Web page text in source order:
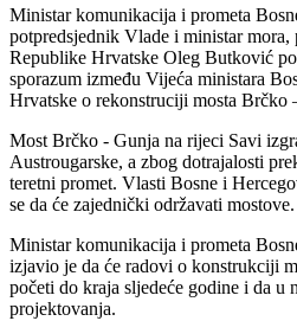
Ministar komunikacija i prometa
potpredsjednik Vlade i ministar mora,
Republike Hrvatske Oleg Butković
sporazum između Vijeća ministara
Hrvatske o rekonstruciji mosta Brčko
Most Brčko - Gunja na rijeci Savi
Austrougarske, a zbog dotrajalosti
teretni promet. Vlasti Bosne i
se da će zajednički održavati mostove.
Ministar komunikacija i prometa
izjavio je da će radovi o konstrukciji
početi do kraja sljedeće godine i da u
projektovanja.